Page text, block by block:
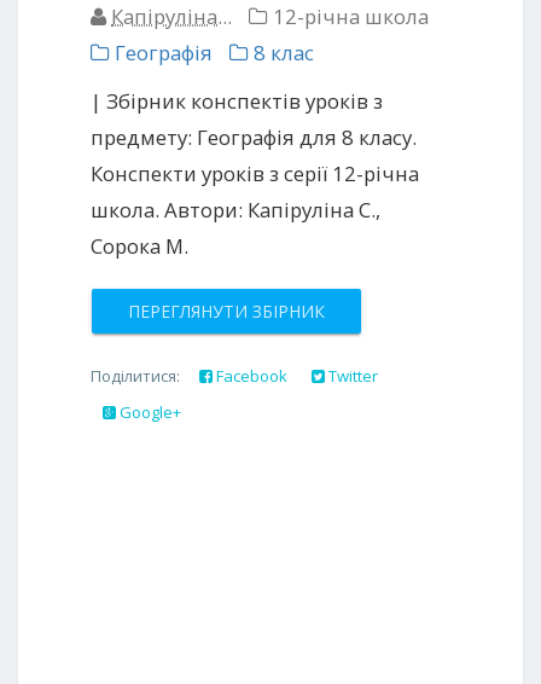
Капіруліна...
12-річна школа
Географія
8 клас
| Збірник конспектів уроків з
предмету: Географія для 8 класу.
Конспекти уроків з серії 12-річна
школа. Автори: Капіруліна С.,
Сорока М.
ПЕРЕГЛЯНУТИ ЗБІРНИК
Поділитися: Facebook
Twitter
Google+